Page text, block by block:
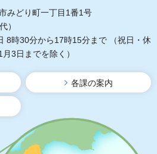
みどり町一丁目1番1号
）
8時30分から17時15分まで
（祝日・休
3日までを除く）
各課の案内